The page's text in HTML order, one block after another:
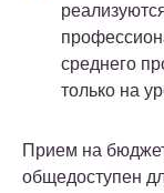
среднего
только на
Прием на
общедоступен